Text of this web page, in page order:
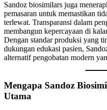
Sandoz biosimilars juga
pemasaran untuk memastikan
terlewat. Transparansi dalam
membangun kepercayaan di
Dengan standar produksi yang
dukungan edukasi pasien,
alternatif pengobatan modern
Mengapa Sandoz
Utama